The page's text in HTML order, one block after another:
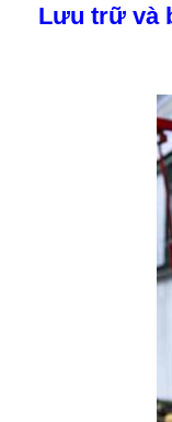
Lưu trữ và